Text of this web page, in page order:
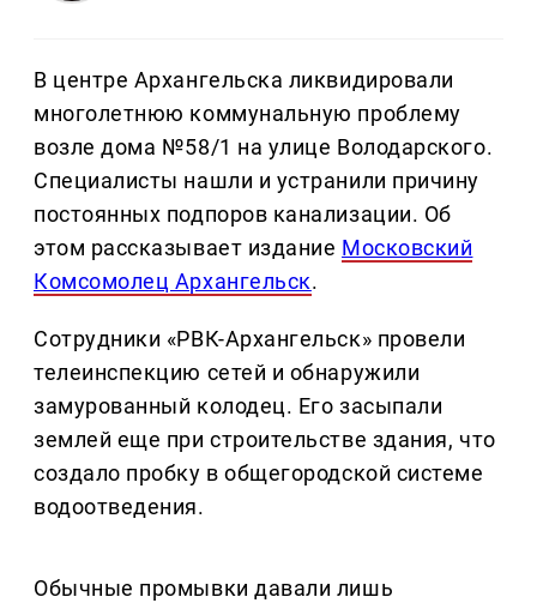
В центре Архангельска ликвидировали
многолетнюю коммунальную проблему
возле дома №58/1 на улице Володарского.
Специалисты нашли и устранили причину
постоянных подпоров канализации. Об
этом рассказывает издание Московский
Комсомолец Архангельск.
Сотрудники «РВК-Архангельск» провели
телеинспекцию сетей и обнаружили
замурованный колодец. Его засыпали
землей еще при строительстве здания, что
создало пробку в общегородской системе
водоотведения.
Обычные промывки давали лишь